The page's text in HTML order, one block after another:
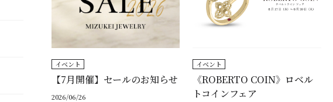
イベント
【7月開催】セールのお知らせ
2026/06/26
イベント
《ROBERTO COIN》ロベル
トコインフェア